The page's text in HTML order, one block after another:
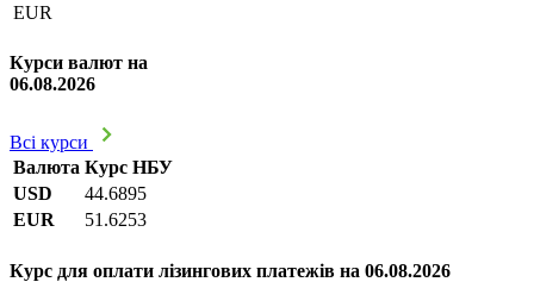
EUR
Курси валют на
06.08.2026
Всі курси
Валюта Курс НБУ
USD
44.6895
EUR
51.6253
Курс для оплати лізингових платежів на 06.08.2026